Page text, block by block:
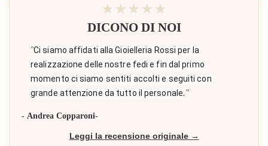
★★★★★
DICONO DI NOI
"Ci siamo affidati alla Gioielleria Rossi per la
realizzazione delle nostre fedi e fin dal primo
momento ci siamo sentiti accolti e seguiti con
grande attenzione da tutto il personale."
- Andrea Copparoni-
Leggi la recensione originale →
Accedi
You need to be logged in to save products in your